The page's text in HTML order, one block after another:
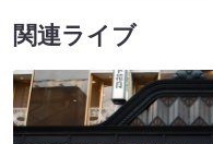
関連ライブ